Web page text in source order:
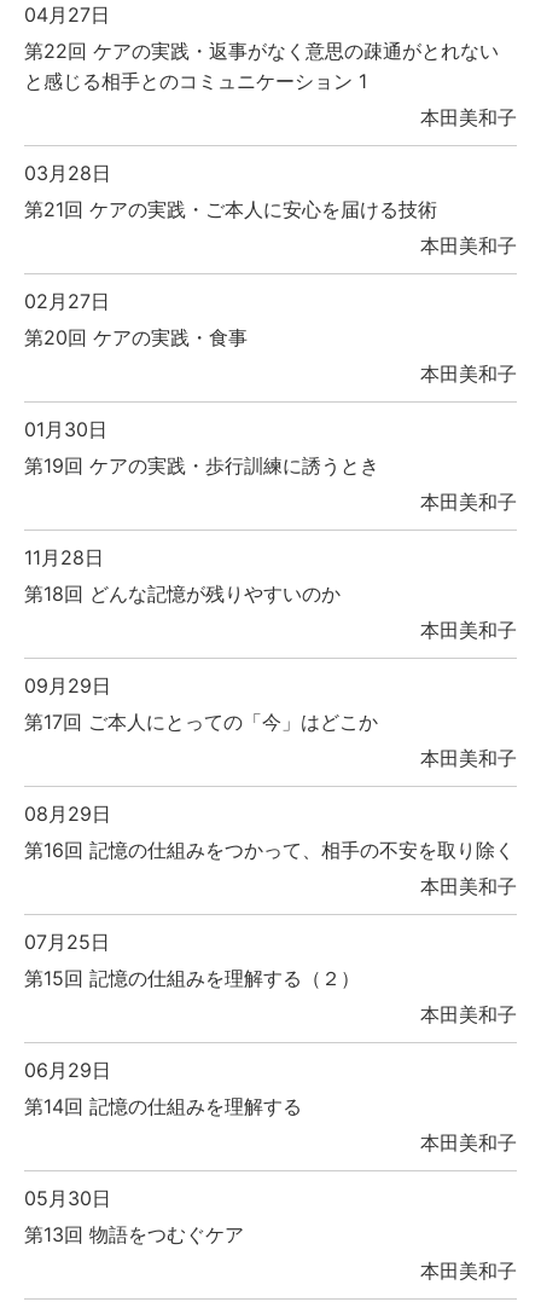
04月27日
第22回 ケアの実践・返事がなく意思の疎通がとれない
と感じる相手とのコミュニケーション 1
本田美和子
03月28日
第21回 ケアの実践・ご本人に安心を届ける技術
本田美和子
02月27日
第20回 ケアの実践・食事
本田美和子
01月30日
第19回 ケアの実践・歩行訓練に誘うとき
本田美和子
11月28日
第18回 どんな記憶が残りやすいのか
本田美和子
09月29日
第17回 ご本人にとっての「今」はどこか
本田美和子
08月29日
第16回 記憶の仕組みをつかって、相手の不安を取り除く
本田美和子
07月25日
第15回 記憶の仕組みを理解する（２）
本田美和子
06月29日
第14回 記憶の仕組みを理解する
本田美和子
05月30日
第13回 物語をつむぐケア
本田美和子